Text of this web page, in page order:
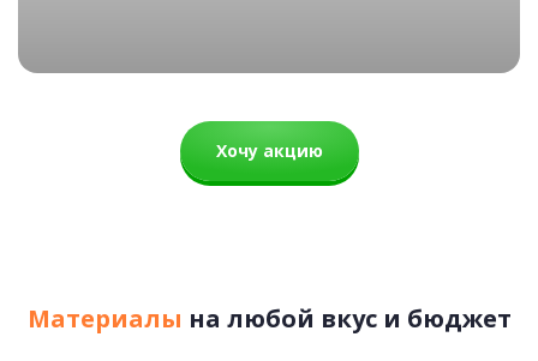
Хочу акцию
Материалы на любой вкус и бюджет